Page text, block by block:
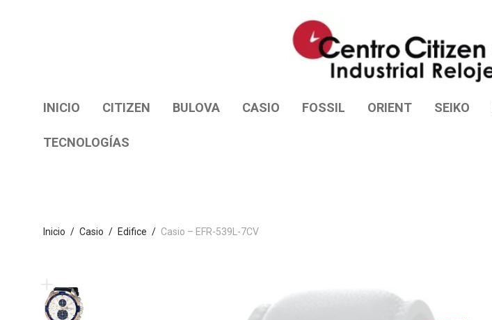
INICIO CITIZEN BULOVA CASIO FOSSIL ORIENT SEIKO
TECNOLOGÍAS
Inicio / Casio / Edifice / Casio – EFR-539L-7CV